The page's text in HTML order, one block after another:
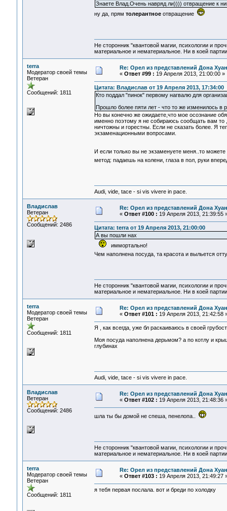
Знаете Влад.Очень навряд ли)))) отвращение к
ну да, прям толерантное отвращение
Не сторонник "квантовой магии, психологии и
материальное и нематериальное. Ни в коей
terra
Модератор своей темы
Ветеран
Сообщений: 1811
Re: Орел из представлений Дона
« Ответ #99 : 19 Апреля 2013, 21:00:00 »
Цитата: Владислав от 19 Апреля 2013, 17:34:00
Кто поддал "пинок" первому нагвалю для
Прошло более пяти лет - что то же изменилось
Но вы конечно же ожидаете,что мое осознание
именно поэтому я не собираюсь сообщать вам
ничтожны и горестны. Если не сказать более. Я
экзаменационными вопросами.
И если только вы не экзаменуете меня..то
метод: падаешь на колени, глаза в пол, руки
Audi, vide, tace - si vis vivere in pace.
Владислав
Ветеран
Сообщений: 2486
Re: Орел из представлений Дона
« Ответ #100 : 19 Апреля 2013, 21:39:55
Цитата: terra от 19 Апреля 2013, 21:00:00
А вы пошли нах
иммортально!
Чем наполнена посуда, та красота и выльется
Не сторонник "квантовой магии, психологии и
материальное и нематериальное. Ни в коей
terra
Модератор своей темы
Ветеран
Сообщений: 1811
Re: Орел из представлений Дона
« Ответ #101 : 19 Апреля 2013, 21:42:58
Я , как всегда, уже бл раскаиваюсь в своей
Моя посуда наполнена дерьмом? а по котлу и
глубинах
Audi, vide, tace - si vis vivere in pace.
Владислав
Ветеран
Сообщений: 2486
Re: Орел из представлений Дона
« Ответ #102 : 19 Апреля 2013, 21:48:36
шла ты бы домой не спеша, пенелопа..
Не сторонник "квантовой магии, психологии и
материальное и нематериальное. Ни в коей
terra
Модератор своей темы
Ветеран
Сообщений: 1811
Re: Орел из представлений Дона
« Ответ #103 : 19 Апреля 2013, 21:49:27
я тебя первая послала. вот и бреди по холодку